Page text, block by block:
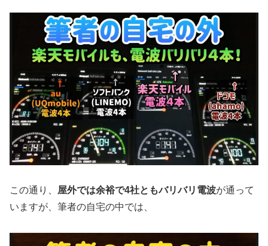
この通り、 屋外では余裕で4社ともバリバリ電波が通って
いますが、筆者の自宅の中では、